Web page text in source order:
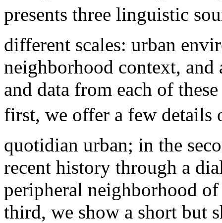
presents three linguistic
different scales: urban
neighborhood context, and
and data from each of
first, we offer a few details
quotidian urban; in the
recent history through a
peripheral neighborhood
third, we show a short but